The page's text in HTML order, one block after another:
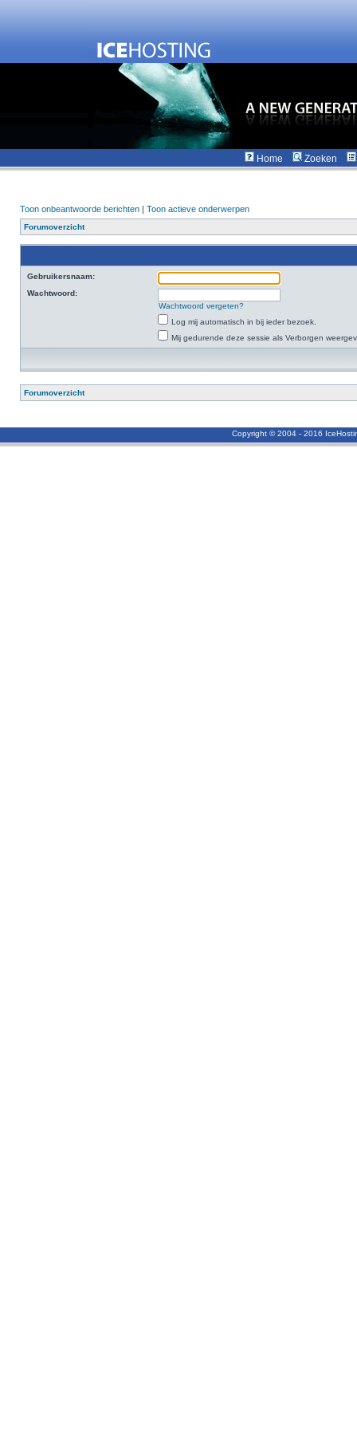
Home Zoeken
Toon onbeantwoorde berichten | Toon actieve onderwerpen
Forumoverzicht
Gebruikersnaam:
Wachtwoord:
Wachtwoord vergeten?
Log mij automatisch in bij ieder bezoek.
Mij gedurende deze sessie als Verborgen
Forumoverzicht
Copyright © 2004 - 2016